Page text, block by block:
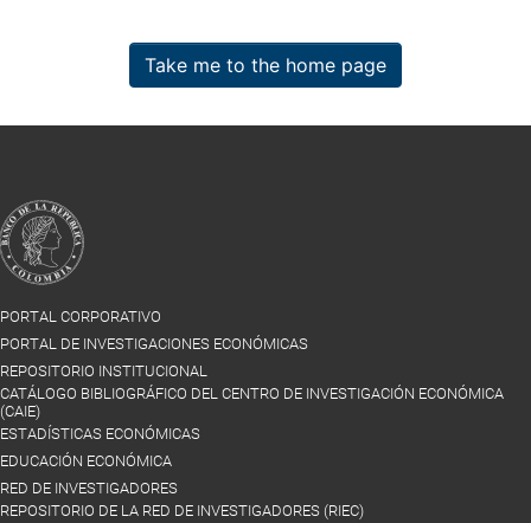
Take me to the home page
PORTAL CORPORATIVO
PORTAL DE INVESTIGACIONES ECONÓMICAS
REPOSITORIO INSTITUCIONAL
CATÁLOGO BIBLIOGRÁFICO DEL CENTRO DE INVESTIGACIÓN ECONÓMICA
(CAIE)
ESTADÍSTICAS ECONÓMICAS
EDUCACIÓN ECONÓMICA
RED DE INVESTIGADORES
REPOSITORIO DE LA RED DE INVESTIGADORES (RIEC)